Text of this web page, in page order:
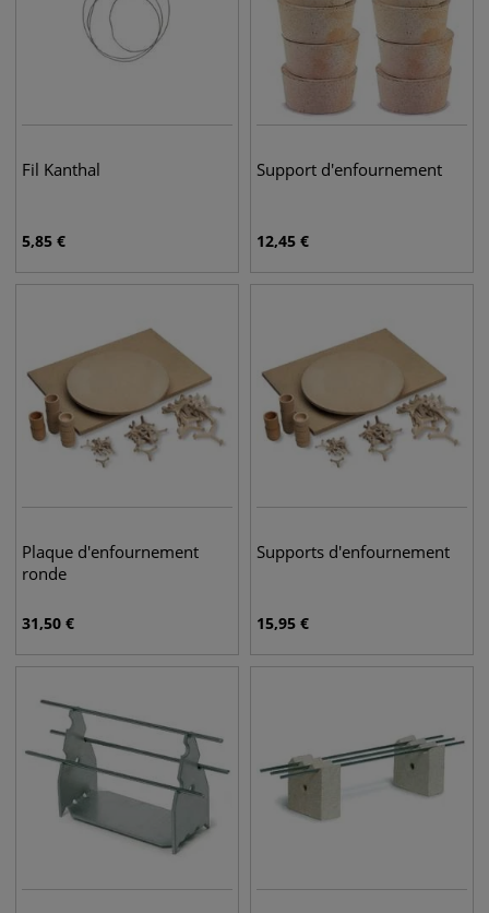
Fil Kanthal
5,85 €
Support d'enfournement
12,45 €
Plaque d'enfournement
ronde
31,50 €
Supports d'enfournement
15,95 €